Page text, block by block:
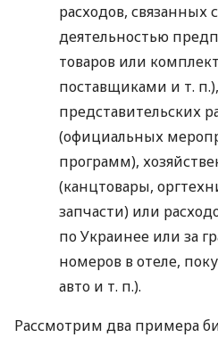
расходов, связанных
деятельностью
товаров или
поставщиками и т. п.
представительских
(официальных
программ),
(канцтовары,
запчасти) или
по Украинее или за
номеров в отеле,
авто и т. п.).
Рассмотрим два примера